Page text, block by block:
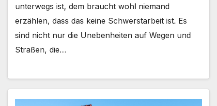
unterwegs ist, dem braucht wohl niemand
erzählen, dass das keine Schwerstarbeit ist. Es
sind nicht nur die Unebenheiten auf Wegen und
Straßen, die…